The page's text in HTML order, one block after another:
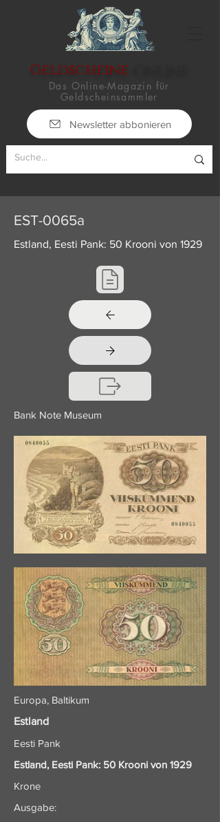
Geldscheine
Das Online-Magazin für
Geldscheinsammler
Newsletter abbonieren
EST-0065a
Estland, Eesti Pank: 50 Krooni von 1929
Bank Note Museum
Europa, Baltikum
Estland
Eesti Pank
Estland, Eesti Pank: 50 Krooni von 1929
Krone
Ausgabe: